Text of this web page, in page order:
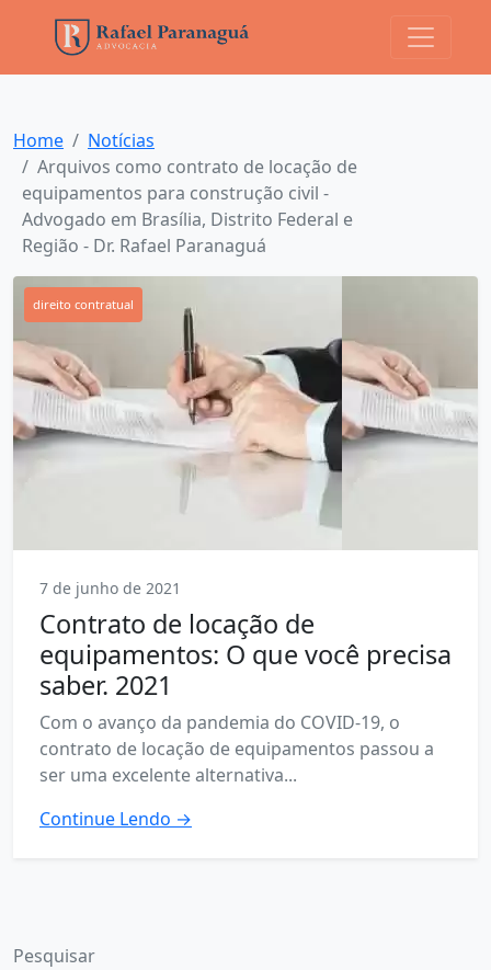
Home
Notícias
Arquivos como contrato de locação de
equipamentos para construção civil -
Advogado em Brasília, Distrito Federal e
Região - Dr. Rafael Paranaguá
direito contratual
7 de junho de 2021
Contrato de locação de
equipamentos: O que você precisa
saber. 2021
Com o avanço da pandemia do COVID-19, o
contrato de locação de equipamentos passou a
ser uma excelente alternativa...
Continue Lendo →
Pesquisar